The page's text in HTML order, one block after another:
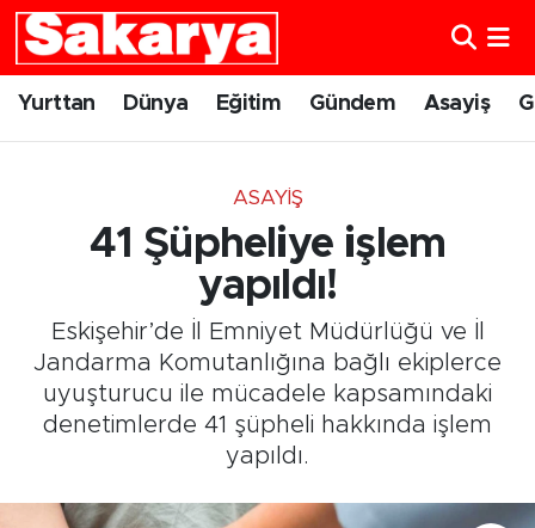
Yurttan Dünya Eğitim Gündem Asayiş
ASAYIŞ
41 Şüpheliye işlem
yapıldı!
Eskişehir’de İl Emniyet Müdürlüğü ve İl
Jandarma Komutanlığına bağlı ekiplerce
uyuşturucu ile mücadele kapsamındaki
denetimlerde 41 şüpheli hakkında işlem
yapıldı.
Yurttan
Eskişehirspor
Spor
Kültür Sanat
Eskişehir Nöbetçi Eczaneler
Eskişehir Namaz Vakitleri
Eskişehir Trafik Yoğunluk Haritası
Süper Lig Puan Durumu ve Fikstür
Tüm Manşetler
Son Dakika Haberleri
Haber Arşivi